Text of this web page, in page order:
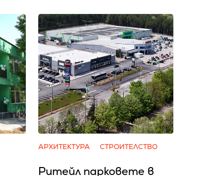
АРХИТЕКТУРА СТРОИТЕЛСТВО
Ритейл парковете в